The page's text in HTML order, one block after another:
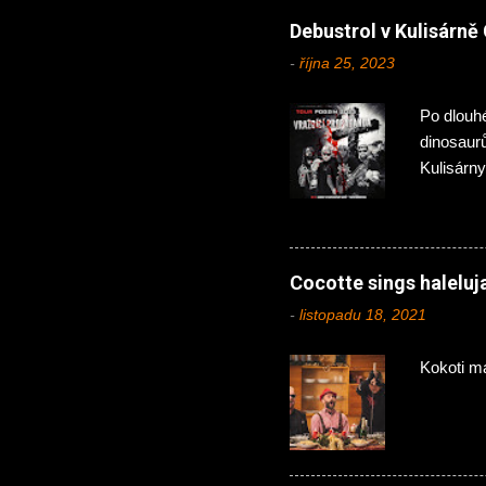
Debustrol v Kulisárně
- října 25, 2023
Po
zde
Vláďa, u
kytaristy
Cocotte sings
- listopadu 18, 2021
Kokoti